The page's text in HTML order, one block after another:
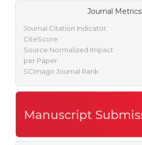
Journal Metrics
Journal Citation Indicator:
CiteScore:
Source Normalized Impact
per Paper:
SCImago Journal Rank: